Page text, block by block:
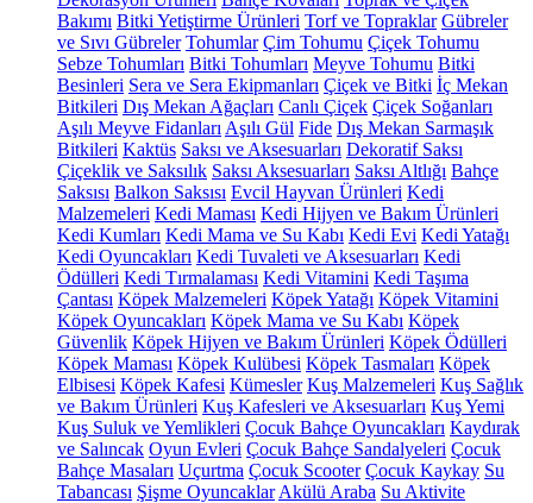
Bakımı Bitki Yetiştirme Ürünleri Torf ve Topraklar Gübreler
ve Sıvı Gübreler Tohumlar Çim Tohumu Çiçek Tohumu
Sebze Tohumları Bitki Tohumları Meyve Tohumu Bitki
Besinleri Sera ve Sera Ekipmanları Çiçek ve Bitki İç Mekan
Bitkileri Dış Mekan Ağaçları Canlı Çiçek Çiçek Soğanları
Aşılı Meyve Fidanları Aşılı Gül Fide Dış Mekan Sarmaşık
Bitkileri Kaktüs Saksı ve Aksesuarları Dekoratif Saksı
Çiçeklik ve Saksılık Saksı Aksesuarları Saksı Altlığı Bahçe
Saksısı Balkon Saksısı Evcil Hayvan Ürünleri Kedi
Malzemeleri Kedi Maması Kedi Hijyen ve Bakım Ürünleri
Kedi Kumları Kedi Mama ve Su Kabı Kedi Evi Kedi Yatağı
Kedi Oyuncakları Kedi Tuvaleti ve Aksesuarları Kedi
Ödülleri Kedi Tırmalaması Kedi Vitamini Kedi Taşıma
Çantası Köpek Malzemeleri Köpek Yatağı Köpek Vitamini
Köpek Oyuncakları Köpek Mama ve Su Kabı Köpek
Güvenlik Köpek Hijyen ve Bakım Ürünleri Köpek Ödülleri
Köpek Maması Köpek Kulübesi Köpek Tasmaları Köpek
Elbisesi Köpek Kafesi Kümesler Kuş Malzemeleri Kuş Sağlık
ve Bakım Ürünleri Kuş Kafesleri ve Aksesuarları Kuş Yemi
Kuş Suluk ve Yemlikleri Çocuk Bahçe Oyuncakları Kaydırak
ve Salıncak Oyun Evleri Çocuk Bahçe Sandalyeleri Çocuk
Bahçe Masaları Uçurtma Çocuk Scooter Çocuk Kaykay Su
Tabancası Şişme Oyuncaklar Akülü Araba Su Aktivite